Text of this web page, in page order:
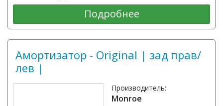
Подробнее
Амортизатор - Original | зад прав/
лев |
Производитель:
Monroe